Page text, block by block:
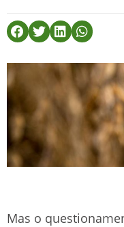
Mas o